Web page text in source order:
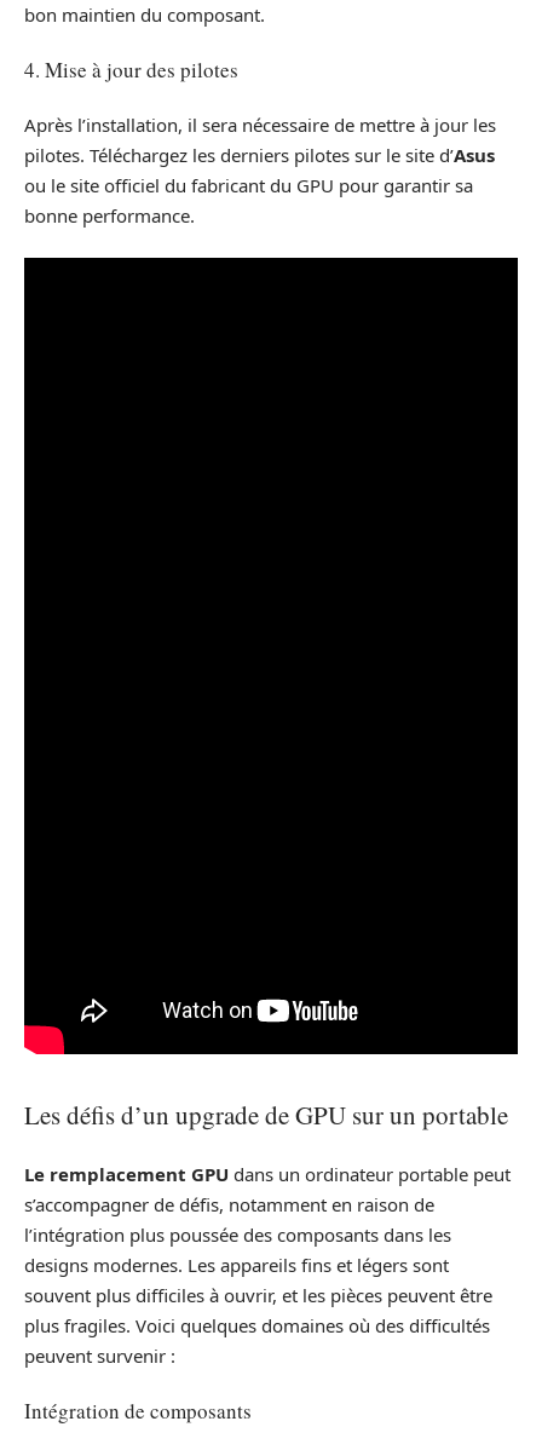
bon maintien du composant.
4. Mise à jour des pilotes
Après l’installation, il sera nécessaire de mettre à jour les
pilotes. Téléchargez les derniers pilotes sur le site d’Asus
ou le site officiel du fabricant du GPU pour garantir sa
bonne performance.
Les défis d’un upgrade de GPU sur un portable
Le remplacement GPU dans un ordinateur portable peut
s’accompagner de défis, notamment en raison de
l’intégration plus poussée des composants dans les
designs modernes. Les appareils fins et légers sont
souvent plus difficiles à ouvrir, et les pièces peuvent être
plus fragiles. Voici quelques domaines où des difficultés
peuvent survenir :
Intégration de composants